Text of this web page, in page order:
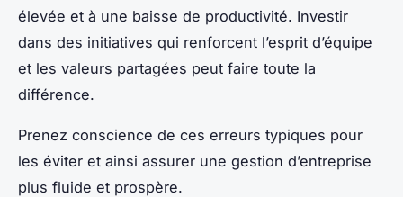
élevée et à une baisse de productivité. Investir
dans des initiatives qui renforcent l’esprit d’équipe
et les valeurs partagées peut faire toute la
différence.
Prenez conscience de ces erreurs typiques pour
les éviter et ainsi assurer une gestion d’entreprise
plus fluide et prospère.